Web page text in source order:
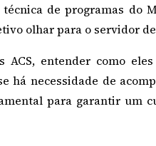
de programas do
olhar para o servidor
ACS, entender como
há necessidade de
para garantir um